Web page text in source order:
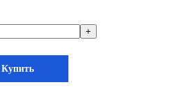
+
Купить